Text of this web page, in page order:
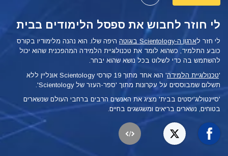
לי חוזר לחבוש את ספסל הלימודים בבית
לי חזר לארגון ה-Scientology בוגוטה היפה שלו. הוא נהנה מלימודיו בקורס
כובע התלמיד, כשהוא לומד את טכנולוגיית הלמידה המהפכנית שהוא יכול
להשתמש בה כדי לשלוט בכל נושא שהוא יבחר.
'טכנולוגיית הלמידה'
הוא אחד מתוך 19 קורסי Scientology אונליין ללא
תשלום שמבוססים על עקרונות מתוך 'ספר-העזר של Scientology'.
'סיינטולוג'יסטים בבית' מציג את האנשים הרבים ברחבי העולם שנשארים
בטוחים, נשארים בריאים ומשגשגים בחיים.